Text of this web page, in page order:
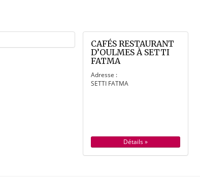
CAFÉS RESTAURANT
D’OULMES À SETTI
FATMA
Adresse :
SETTI FATMA
Détails »